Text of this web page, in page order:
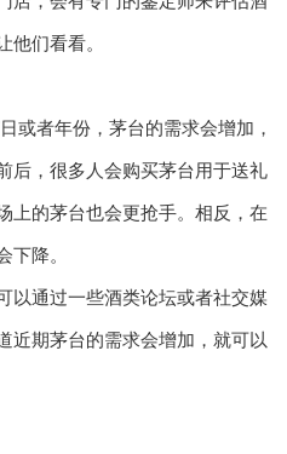
他们看看。
或者年份，茅台的需求会增加，
后，很多人会购买茅台用于送礼
上的茅台也会更抢手。相反，在
下降。
以通过一些酒类论坛或者社交媒
近期茅台的需求会增加，就可以